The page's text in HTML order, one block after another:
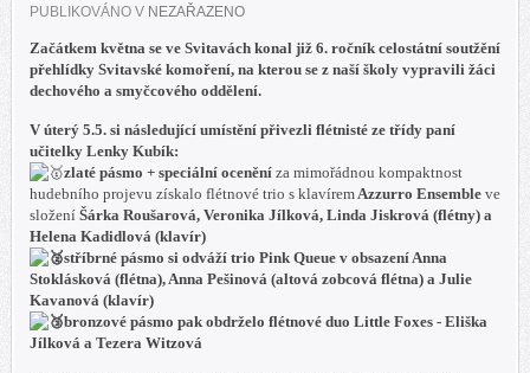
PUBLIKOVÁNO V NEZAŘAZENO
Začátkem května se ve Svitavách konal již 6. ročník celostátní soutžění
přehlídky Svitavské komoření, na kterou se z naší školy vypravili žáci
dechového a smyčcového oddělení.
V úterý 5.5. si následující umístění přivezli flétnisté ze třídy paní
učitelky Lenky Kubík:
zlaté pásmo + speciální ocenění za mimořádnou kompaktnost
hudebního projevu získalo flétnové trio s klavírem Azzurro Ensemble ve
složení Šárka Roušarová, Veronika Jílková, Linda Jiskrová (flétny) a
Helena Kadidlová (klavír)
stříbrné pásmo si odváží trio Pink Queue v obsazení Anna
Stoklásková (flétna), Anna Pešinová (altová zobcová flétna) a Julie
Kavanová (klavír)
bronzové pásmo pak obdrželo flétnové duo Little Foxes - Eliška
Jílková a Tezera Witzová